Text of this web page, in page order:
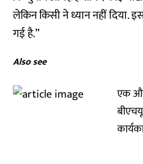
लेकिन किसी ने ध्यान नहीं दिया.
गई है.”
Also see
एक और